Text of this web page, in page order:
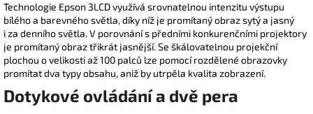
Technologie Epson 3LCD využívá srovnatelnou intenzitu výstupu
bílého a barevného světla, díky níž je promítaný obraz sytý a jasný
i za denního světla. V porovnání s předními konkurenčními projektory
je promítaný obraz třikrát jasnější. Se škálovatelnou projekční
plochou o velikosti až 100 palců lze pomocí rozdělené obrazovky
promítat dva typy obsahu, aniž by utrpěla kvalita zobrazení.
Dotykové ovládání a dvě pera